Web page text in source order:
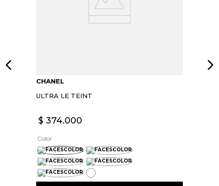
Escribe un comentario
CHANEL
ULTRA LE TEINT
$ 374.000
Color